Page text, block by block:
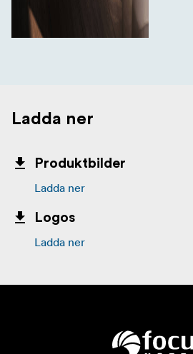
Ladda ner
Produktbilder
Ladda ner
Logos
Ladda ner